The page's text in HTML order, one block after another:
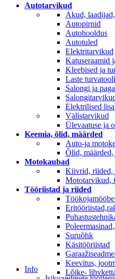
Autotarvikud
Akud,
Autopirnid
Autohooldus
Autotuled
Elektritarvikud
Katuseraamid
Kleebised ja
Laste
Salongi ja
Elektrilised
Välistarvikud
Ülevaatuse ja
Keemia, õlid, määrded
Auto-ja
Õlid,
Motokaubad
Kiivrid, riided,
Mototarvikud,
Tööriistad ja riided
Suruõhk
Käsitööriistad
Keevitus,
Lõike-
Info